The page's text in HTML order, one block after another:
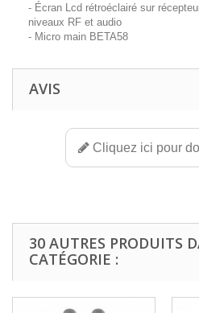
- Écran Lcd rétroéclairé sur
niveaux RF et audio
- Micro main BETA58
AVIS
Cliquez ici pour
30 AUTRES PRODUITS
CATÉGORIE :